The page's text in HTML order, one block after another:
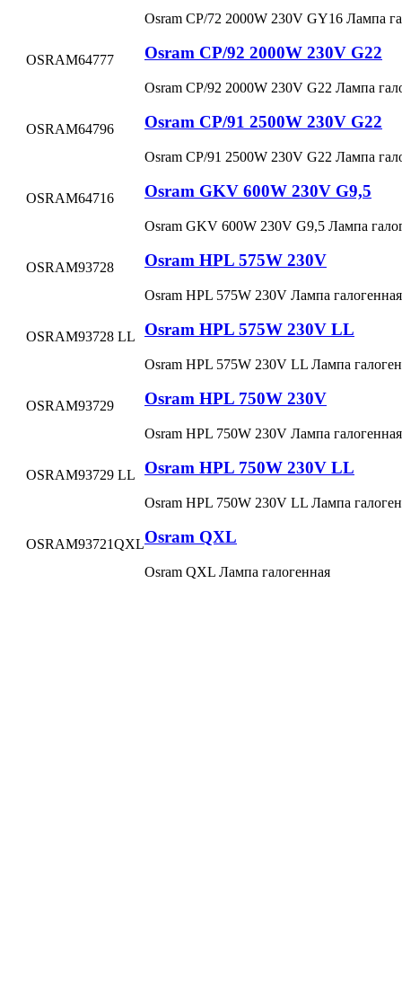
Osram CP/72 2000W 230V GY16 Лампа
OSRAM64777 Osram CP/92 2000W 230V G22
Osram CP/92 2000W 230V G22 Лампа
OSRAM64796 Osram CP/91 2500W 230V G22
Osram CP/91 2500W 230V G22 Лампа
OSRAM64716 Osram GKV 600W 230V G9,5
Osram GKV 600W 230V G9,5 Лампа
OSRAM93728 Osram HPL 575W 230V
Osram HPL 575W 230V Лампа
OSRAM93728 LL Osram HPL 575W 230V LL
Osram HPL 575W 230V LL Лампа
OSRAM93729 Osram HPL 750W 230V
Osram HPL 750W 230V Лампа
OSRAM93729 LL Osram HPL 750W 230V LL
Osram HPL 750W 230V LL Лампа
OSRAM93721QXLOsram QXL
Osram QXL Лампа галогенная